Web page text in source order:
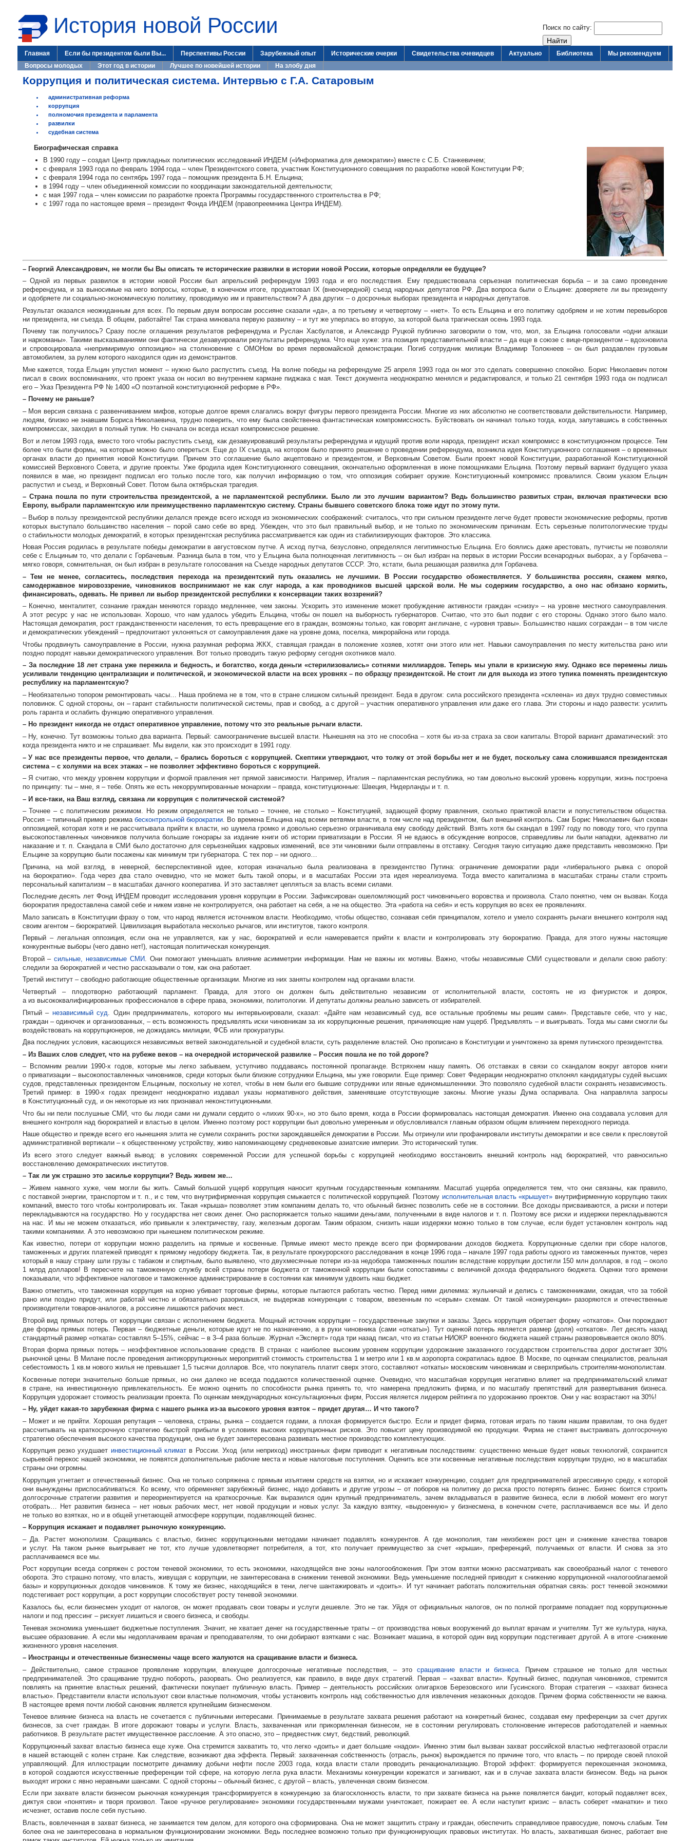
Поиск по сайту:
История новой России
Главная Если бы президентом были Вы... Перспективы России Зарубежный опыт Исторические очерки Свидетельства очевидцев Актуально Библиотека
Мы рекомендуем
Вопросы молодых
Этот год в истории Лучшее по новейшей истории На злобу дня
Коррупция и политическая система. Интервью с Г.А. Сатаровым
административная реформа
коррупция
полномочия президента и парламента
развилки
судебная система
Биографическая справка
В 1990 году – создал Центр прикладных политических исследований ИНДЕМ («Информатика для демократии») вместе с С.Б. Станкевичем;
с февраля 1993 года по февраль 1994 года – член Президентского совета, участник Конституционного совещания по разработке новой Конституции РФ;
с февраля 1994 года по сентябрь 1997 года – помощник президента Б.Н. Ельцина;
в 1994 году – член объединенной комиссии по координации законодательной деятельности;
с мая 1997 года – член комиссии по разработке проекта Программы государственного строительства в РФ;
с 1997 года по настоящее время – президент Фонда ИНДЕМ (правопреемника Центра ИНДЕМ).
– Георгий Александрович, не могли бы Вы описать те исторические развилки в истории новой России, которые определяли ее будущее?
– Одной из первых развилок в истории новой России был апрельский референдум 1993 года и его последствия. Ему предшествовала серьезная политическая борьба – и за само проведение
референдума, и за выносимые на него вопросы, которые, в конечном итоге, продиктовал IX (внеочередной) съезд народных депутатов РФ. Два вопроса были о Ельцине: доверяете ли вы президенту
и одобряете ли социально-экономическуюполитику, проводимую им и правительством? А два других – о досрочных выборах президента и народных депутатов.
Результат оказался неожиданным для всех. По первым двум вопросам россияне сказали «да», а по третьему и четвертому – «нет». То есть Ельцина и его политику одобряем и не хотим перевыборов
ни президента, ни съезда. В общем, работайте! Так страна миновала первую развилку – и тут же уперлась во вторую, за которой была трагическая осень 1993 года.
Почему так получилось? Сразу после оглашения результатов референдума и Руслан Хасбулатов, и Александр Руцкой публично заговорили о том, что, мол, за Ельцина голосовали «одни алкаши
и наркоманы». Такими высказываниями они фактически дезавуировали результаты референдума. Что еще хуже: эта позиция представительной власти – да еще в союзе с вице-президентом – вдохновила
и спровоцировала «непримиримую оппозицию» на столкновение с ОМОНом во время первомайской демонстрации. Погиб сотрудник милиции Владимир Толокнеев – он был раздавлен грузовым
автомобилем, за рулем которого находился один из демонстрантов.
Мне кажется, тогда Ельцин упустил момент – нужно было распустить съезд. На волне победы на референдуме 25 апреля 1993 года он мог это сделать совершенно спокойно. Борис Николаевич потом
писал в своих воспоминаниях, что проект указа он носил во внутреннем кармане пиджака с мая. Текст документа неоднократно менялся и редактировался, и только 21 сентября 1993 года он подписал
его – Указ Президента РФ № 1400 «О поэтапной конституционной реформе в РФ».
– Почему не раньше?
– Моя версия связана с развенчиванием мифов, которые долгое время слагались вокруг фигуры первого президента России. Многие из них абсолютно не соответствовали действительности. Например,
людям, близко не знавшим Бориса Николаевича, трудно поверить, что ему была свойственна фантастическая компромиссность. Буйствовать он начинал только тогда, когда, запутавшись в собственных
компромиссах, заходил в полный тупик. Но сначала он всегда искал компромиссное решение.
Вот и летом 1993 года, вместо того чтобы распустить съезд, как дезавуировавший результаты референдума и идущий против воли народа, президент искал компромисс в конституционном процессе. Тем
более что были формы, на которые можно было опереться. Еще до IX съезда, на котором было принято решение о проведении референдума, возникла идея Конституционного соглашения – о временных
органах власти до принятия новой Конституции. Причем это соглашение было акцептовано и президентом, и Верховным Советом. Были проект новой Конституции, разработанной Конституционной
комиссией Верховного Совета, и другие проекты. Уже бродила идея Конституционного совещания, окончательно оформленная в июне помощниками Ельцина. Поэтому первый вариант будущего указа
появился в мае, но президент подписал его только после того, как получил информацию о том, что оппозиция собирает оружие. Конституционный компромисс провалился. Своим указом Ельцин
распустил и съезд, и Верховный Совет. Потом была октябрьская трагедия.
– Страна пошла по пути строительства президентской, а не парламентской республики. Было ли это лучшим вариантом? Ведь большинство развитых стран, включая практически всю
Европу, выбрали парламентскую или преимущественно парламентскую систему. Страны бывшего советского блока тоже идут по этому пути.
– Выбор в пользу президентской республики делался прежде всего исходя из экономических соображений: считалось, что при сильном президенте легче будет провести экономические реформы, против
которых выступало большинство населения – порой само себе во вред. Убежден, что это был правильный выбор, и не только по экономическим причинам. Есть серьезные политологические труды
о стабильности молодых демократий, в которых президентская республика рассматривается как один из стабилизирующих факторов. Это классика.
Новая Россия родилась в результате победы демократии в августовском путче. А исход путча, безусловно, определялся легитимностью Ельцина. Его боялись даже арестовать, путчисты не позволяли
себе с Ельциным то, что делали с Горбачевым. Разница была в том, что у Ельцина была полноценная легитимность – он был избран на первых в истории России всенародных выборах, а у Горбачева –
мягко говоря, сомнительная, он был избран в результате голосования на Съезде народных депутатов СССР. Это, кстати, была решающая развилка для Горбачева.
– Тем не менее, согласитесь, последствия перехода на президентский путь оказались не лучшими. В России государство обожествляется. У большинства россиян, скажем мягко,
самодержавное мировоззрение, чиновников воспринимают не как слуг народа, а как проводников высшей царской воли. Не мы содержим государство, а оно нас обязано кормить,
финансировать, одевать. Не привел ли выбор президентской республики к консервации таких воззрений?
– Конечно, менталитет, сознание граждан меняются гораздо медленнее, чем законы. Ускорить это изменение может пробуждение активности граждан «снизу» – на уровне местного самоуправления.
А этот ресурс у нас не использован. Хорошо, что нам удалось убедить Ельцина, чтобы он пошел на выборность губернаторов. Считаю, что это был подвиг с его стороны. Однако этого было мало.
Настоящая демократия, рост гражданственности населения, то есть превращение его в граждан, возможны только, как говорят англичане, с «уровня травы». Большинство наших сограждан – в том числе
и демократических убеждений – предпочитают уклоняться от самоуправления даже на уровне дома, поселка, микрорайона или города.
Чтобы продвинуть самоуправление в России, нужна разумная реформа ЖКХ, ставящая граждан в положение хозяев, хотят они этого или нет. Навыки самоуправления по месту жительства рано или
поздно породят навыки демократического управления. Вот только проводить такую реформу сегодня охотников мало.
– За последние 18 лет страна уже пережила и бедность, и богатство, когда деньги «стерилизовались» сотнями миллиардов. Теперь мы упали в кризисную яму. Однако все перемены лишь
усиливали тенденцию централизации и политической, и экономической власти на всех уровнях – по образцу президентской. Не стоит ли для выхода из этого тупика поменять президентскую
республику на парламентскую?
– Необязательно топором ремонтировать часы… Наша проблема не в том, что в стране слишком сильный президент. Беда в другом: сила российского президента «склеена» из двух трудно совместимых
половинок. С одной стороны, он – гарант стабильности политической системы, прав и свобод, а с другой – участник оперативного управления или даже его глава. Эти стороны и надо развести: усилить
роль гаранта и ослабить функцию оперативного управления.
– Но президент никогда не отдаст оперативное управление, потому что это реальные рычаги власти.
– Ну, конечно. Тут возможны только два варианта. Первый: самоограничение высшей власти. Нынешняя на это не способна – хотя бы из-за страха за свои капиталы. Второй вариант драматический: это
когда президента никто и не спрашивает. Мы видели, как это происходит в 1991 году.
– У нас все президенты первое, что делали, – брались бороться с коррупцией. Скептики утверждают, что толку от этой борьбы нет и не будет, поскольку сама сложившаяся президентская
система – с холуями на всех этажах – не позволяет эффективно бороться с коррупцией.
– Я считаю, что между уровнем коррупции и формой правления нет прямой зависимости. Например, Италия – парламентская республика, но там довольно высокий уровень коррупции, жизнь построена
по принципу: ты – мне, я – тебе. Опять же есть некоррумпированные монархии – правда, конституционные: Швеция, Нидерланды и т. п.
– И все-таки, на Ваш взгляд, связана ли коррупция с политической системой?
– Точнее – с политическим режимом. Но режим определяется не только – точнее, не столько – Конституцией, задающей форму правления, сколько практикой власти и попустительством общества.
Россия – типичный пример режима бесконтрольной бюрократии. Во времена Ельцина над всеми ветвями власти, в том числе над президентом, был внешний контроль. Сам Борис Николаевич был скован
оппозицией, которая хотя и не рассчитывала прийти к власти, но шумела громко и довольно серьезно ограничивала ему свободу действий. Взять хотя бы скандал в 1997 году по поводу того, что группа
высокопоставленных чиновников получила большие гонорары за издание книги об истории приватизации в России. Я не вдаюсь в обсуждение вопросов, справедливы ли были нападки, адекватно ли
наказание и т. п. Скандала в СМИ было достаточно для серьезнейших кадровых изменений, все эти чиновники были отправлены в отставку. Сегодня такую ситуацию даже представить невозможно. При
Ельцине за коррупцию были посажены как минимум три губернатора. С тех пор – ни одного…
Причина, на мой взгляд, в неверной, бесперспективной идее, которая изначально была реализована в президентство Путина: ограничение демократии ради «либерального рывка с опорой
на бюрократию». Года через два стало очевидно, что не может быть такой опоры, и в масштабах России эта идея нереализуема. Тогда вместо капитализма в масштабах страны стали строить
персональный капитализм – в масштабах дачного кооператива. И это заставляет цепляться за власть всеми силами.
Последние десять лет Фонд ИНДЕМ проводит исследования уровня коррупции в России. Зафиксирован ошеломляющий рост чиновничьего воровства и произвола. Стало понятно, чем он вызван. Когда
бюрократия предоставлена самой себе и никем извне не контролируется, она работает на себя, а не на общество. Эта «работа на себя» и есть коррупция во всех ее проявлениях.
Мало записать в Конституции фразу о том, что народ является источником власти. Необходимо, чтобы общество, сознавая себя принципалом, хотело и умело сохранять рычаги внешнего контроля над
своим агентом – бюрократией. Цивилизация выработала несколько рычагов, или институтов, такого контроля.
Первый – легальная оппозиция, если она не управляется, как у нас, бюрократией и если намеревается прийти к власти и контролировать эту бюрократию. Правда, для этого нужны настоящие
конкурентные выборы (чего давно нет!), настоящая политическая конкуренция.
Второй –сильные, независимые СМИ . Они помогают уменьшать влияние асимметрии информации. Нам не важны их мотивы. Важно, чтобы независимые СМИ существовали и делали свою работу:
следили за бюрократией и честно рассказывали о том, как она работает.
Третий институт – свободно работающие общественные организации. Многие из них заняты контролем над органами власти.
Четвертый – плодотворно работающий парламент. Правда, для этого он должен быть действительно независим от исполнительной власти, состоять не из фигуристок и доярок,
а из высококвалифицированных профессионалов в сфере права, экономики, политологии. И депутаты должны реально зависеть от избирателей.
Пятый – независимый суд . Один предприниматель, которого мы интервьюировали, сказал: «Дайте нам независимый суд, все остальные проблемы мы решим сами». Представьте себе, что у нас,
граждан – одиночек и организованных, – есть возможность предъявлять иски чиновникам за их коррупционные решения, причиняющие нам ущерб. Предъявлять – и выигрывать. Тогда мы сами смогли бы
воздействовать на коррупционеров, не дожидаясь милиции, ФСБ или прокуратуры.
Два последних условия, касающихся независимых ветвей законодательной и судебной власти, суть разделение властей. Оно прописано в Конституции и уничтожено за время путинского президентства.
– Из Ваших слов следует, что на рубеже веков – на очередной исторической развилке – Россия пошла не по той дороге?
– Вспомним реалии 1990-х годов, которые мы легко забываем, уступчиво поддаваясь постоянной пропаганде. Встряхнем нашу память. Об отставках в связи со скандалом вокруг авторов книги
о приватизации – высокопоставленных чиновников, среди которых были близкие сотрудники Ельцина, мы уже говорили. Еще пример: Совет Федерации неоднократно отклонял кандидатуры судей высших
судов, представленных президентом Ельциным, поскольку не хотел, чтобы в нем были его бывшие сотрудники или явные единомышленники. Это позволяло судебной власти сохранять независимость.
Третий пример: в 1990-х годах президент неоднократно издавал указы нормативного действия, заменявшие отсутствующие законы. Многие указы Дума оспаривала. Она направляла запросы
в Конституционный суд, и он некоторые из них признавал неконституционными.
Что бы ни пели послушные СМИ, что бы люди сами ни думали сердито о «лихих 90-х», но это было время, когда в России формировалась настоящая демократия. Именно она создавала условия для
внешнего контроля над бюрократией и властью в целом. Именно поэтому рост коррупции был довольно умеренным и обусловливался главным образом общим влиянием переходного периода.
Наше общество и прежде всего его нынешняя элита не сумели сохранить ростки зарождавшейся демократии в России. Мы отринули или профанировали институты демократии и все свели к пресловутой
административной вертикали – к общественному устройству, живо напоминающему средневековые азиатские империи. Это исторический тупик.
Из всего этого следует важный вывод: в условиях современной России для успешной борьбы с коррупцией необходимо восстановить внешний контроль над бюрократией, что равносильно
восстановлению демократических институтов.
– Так ли уж страшно это засилье коррупции? Ведь живем же…
– Живем намного хуже, чем могли бы жить. Самый большой ущерб коррупция наносит крупным государственным компаниям. Масштаб ущерба определяется тем, что они связаны, как правило,
с поставкой энергии, транспортом и т. п. , и с тем, что внутрифирменная коррупция смыкается с политической коррупцией. Поэтому исполнительная власть «крышует» внутрифирменную коррупцию таких
компаний, вместо того чтобы контролировать их. Такая «крыша» позволяет этим компаниям делать то, что обычный бизнес позволить себе не в состоянии. Все доходы присваиваются, а риски и потери
перекладываются на государство. Но у государства нет своих денег. Оно распоряжается только нашими деньгами, полученными в виде налогов и т. п.
Поэтому все риски и издержки перекладываются
на нас. И мы не можем отказаться, ибо привыкли к электричеству, газу, железным дорогам. Таким образом, снизить наши издержки можно только в том случае, если будет установлен контроль над
такими компаниями. А это невозможно при нынешнем политическом режиме.
Как известно, потери от коррупции можно разделить на прямые и косвенные. Прямые имеют место прежде всего при формировании доходов бюджета. Коррупционные сделки при сборе налогов,
таможенных и других платежей приводят к прямому недобору бюджета. Так, в результате прокурорского расследования в конце 1996 года – начале 1997 года работы одного из таможенных пунктов, через
который в нашу страну шли грузы с табаком и спиртным, было выявлено, что двухмесячные потери из-занедобора таможенных пошлин вследствие коррупции достигли 150 млн долларов, в год – около
1 млрд долларов! В пересчете на таможенную службу всей страны потери бюджета от таможенной коррупции были сопоставимы с величиной дохода федерального бюджета. Оценки того времени
показывали, что эффективное налоговое и таможенное администрирование в состоянии как минимум удвоить наш бюджет.
Важно отметить, что таможенная коррупция на корню убивает торговые фирмы, которые пытаются работать честно. Перед ними дилемма: жульничай и делись с таможенниками, ожидая, что за тобой
рано или поздно придут, или работай честно и обязательно разоришься, не выдержав конкуренции с товаром, ввезенным по «серым» схемам. От такой «конкуренции» разоряются и отечественные
производители товаров-аналогов, а россияне лишаются рабочих мест.
Второй вид прямых потерь от коррупции связан с исполнением бюджета. Мощный источник коррупции – государственные закупки и заказы. Здесь коррупция обретает форму «откатов». Они порождают
две формы прямых потерь. Первая – бюджетные деньги, которые идут не по назначению, а в руки чиновника (сами «откаты»). Тут оценкой потерь является размер (доля) «откатов». Лет десять назад
стандартный размер «отката» составлял 5–15%, сейчас – в 3–4 раза больше. Журнал «Эксперт» года три назад писал, что из статьи НИОКР военного бюджета нашей страны разворовывается около 80%.
Вторая форма прямых потерь – неэффективное использование средств. В странах с наиболее высоким уровнем коррупции удорожание заказанного государством строительства дорог достигает 30%
рыночной цены. В Милане после проведения антикоррупционных мероприятий стоимость строительства 1 м метро или 1 кв.м аэропорта сократилась вдвое. В Москве, по оценкам специалистов, реальная
себестоимость 1 кв.м нового жилья не превышает 1,5 тысячи долларов. Все, что покупатель платит сверх этого, составляют «откаты» московским чиновникам и сверхприбыль строителям-монополистам.
Косвенные потери значительно больше прямых, но они далеко не всегда поддаются количественной оценке. Очевидно, что масштабная коррупция негативно влияет на предпринимательский климат
в стране, на инвестиционную привлекательность. Ее можно оценить по способности рынка принять то, что намерена предложить фирма, и по масштабу препятствий для развертывания бизнеса.
Коррупция удорожает стоимость реализации проекта. По оценкам международных консультационных фирм, Россия является лидером рейтинга по удорожанию проектов. Они у нас возрастают на 30%!
– Ну, уйдет какая-тозарубежная фирма с нашего рынка из-завысокого уровня взяток – придет другая… И что такого?
– Может и не прийти. Хорошая репутация – человека, страны, рынка – создается годами, а плохая формируется быстро. Если и придет фирма, готовая играть по таким нашим правилам, то она будет
рассчитывать на краткосрочную стратегию быстрой прибыли в условиях высоких коррупционных рисков. Это повысит цену производимой ею продукции. Фирма не станет выстраивать долгосрочную
стратегию обеспечения высокого качества продукции, она не будет заинтересована развивать местное производство комплектующих.
Коррупция резко ухудшает инвестиционный климат в России. Уход (или неприход) иностранных фирм приводит к негативным последствиям: существенно меньше будет новых технологий, сохранится
сырьевой перекос нашей экономики, не появятся дополнительные рабочие места и новые налоговые поступления. Оценить все эти косвенные негативные последствия коррупции трудно, но в масштабах
страны они огромны.
Коррупция угнетает и отечественный бизнес. Она не только сопряжена с прямым изъятием средств на взятки, но и искажает конкуренцию, создает для предпринимателей агрессивную среду, к которой
они вынуждены приспосабливаться. Ко всему, что обременяет зарубежный бизнес, надо добавить и другие угрозы – от поборов на политику до риска просто потерять бизнес. Бизнес боится строить
долгосрочные стратегии развития и переориентируется на краткосрочные. Как выразился один крупный предприниматель, зачем вкладываться в развитие бизнеса, если в любой момент его могут
отобрать… Нет развития бизнеса – нет новых рабочих мест, нет новой продукции и новых услуг. За каждую взятку, «выдоенную» у бизнесмена, в конечном счете, расплачиваемся все мы. И дело
не только во взятках, но и в общей угнетающей атмосфере коррупции, подавляющей бизнес.
– Коррупция искажает и подавляет рыночную конкуренцию.
– Да. Растет монополизм. Сращиваясь с властью, бизнес коррупционными методами начинает подавлять конкурентов. А где монополия, там неизбежен рост цен и снижение качества товаров
и услуг. На таком рынке выигрывает не тот, кто лучше удовлетворяет потребителя, а тот, кто получает преимущество за счет «крыши», преференций, получаемых от власти. И снова за это
расплачиваемся все мы.
Рост коррупции всегда сопряжен с ростом теневой экономики, то есть экономики, находящейся вне зоны налогообложения. При этом взятки можно рассматривать как своеобразный налог с теневого
оборота. Это страшно потому, что власть, живущая с коррупции, не заинтересована в снижении теневой экономики. Ведь уменьшение последней приводит к снижению коррупционной «налогооблагаемой
базы» и коррупционных доходов чиновников. К тому же бизнес, находящийся в тени, легче шантажировать и «доить». И тут начинает работать положительная обратная связь: рост теневой экономики
подстегивает рост коррупции, а рост коррупции способствует росту теневой экономики.
Казалось бы, если бизнесмен уходит от налогов, он может продавать свои товары и услуги дешевле. Это не так. Уйдя от официальных налогов, он по полной программе попадает под коррупционные
налоги и под прессинг – рискует лишиться и своего бизнеса, и свободы.
Теневая экономика уменьшает бюджетные поступления. Значит, не хватает денег на государственные траты – от производства новых вооружений до выплат врачам и учителям. Тут же культура, наука,
высшее образование. А если мы недоплачиваем врачам и преподавателям, то они добирают взятками с нас. Возникает машина, в которой один вид коррупции подстегивает другой. А в итоге -снижение
жизненного уровня населения.
– Иностранцы и отечественные бизнесмены чаще всего жалуются на сращивание власти и бизнеса.
– Действительно, самое страшное проявление коррупции, влекущее долгосрочные негативные последствия, – это сращивание власти и бизнеса. Причем страшное не только для честных
предпринимателей. Это сращивание трудно побороть, разорвать. Оно реализуется, как правило, в виде двух стратегий. Первая – «захват власти». Крупный бизнес, подкупая чиновников, стремится
повлиять на принятие властных решений, фактически покупает публичную власть. Пример – деятельность российских олигархов Березовского или Гусинского. Вторая стратегия – «захват бизнеса
властью». Представители власти используют свои властные полномочия, чтобы установить контроль над собственностью для извлечения незаконных доходов. Причем форма собственности не важна.
В настоящее время почти любой сановник является крупнейшим бизнесменом.
Теневое влияние бизнеса на власть не сочетается с публичными интересами. Принимаемые в результате захвата решения работают на конкретный бизнес, создавая ему преференции за счет других
бизнесов, за счет граждан. В итоге дорожают товары и услуги. Власть, захваченная или прикормленная бизнесом, не в состоянии регулировать столкновение интересов работодателей и наемных
работников. В результате растет имущественное расслоение. А это опасно, это – предвестник смут, бедствий, революций.
Коррупционный захват властью бизнеса еще хуже. Она стремится захватить то, что легко «доить» и дает большие «надои». Именно этим был вызван захват российской властью нефтегазовой отрасли
в нашей встающей с колен стране. Как следствие, возникают два эффекта. Первый: захваченная собственность (отрасль, рынок) вырождается по причине того, что власть – по природе своей плохой
управляющий. Для иллюстрации посмотрите динамику добычи нефти после 2003 года, когда власти стали проводить ренационализацию. Второй эффект: формируется перекошенная экономика,
в которой создаются искусственные преференции той сфере, на которую легла рука власти. Механизмы конкуренции корежатся и загнивают, как и в случае захвата власти бизнесом. Ведь на рынок
выходят игроки с явно неравными шансами. С одной стороны – обычный бизнес, с другой – власть, увлеченная своим бизнесом.
Если при захвате власти бизнесом рыночная конкуренция трансформируется в конкуренцию за благосклонность власти, то при захвате бизнеса на рынке появляется бандит, который подавляет всех,
диктуя свои «понятия» и творя произвол. Такое «ручное регулирование» экономики государственными мужами уничтожает, пожирает ее. А если наступит кризис – власть соберет «манатки» и тихо
исчезнет, оставив после себя пустыню.
Власть, вовлеченная в захват бизнеса, не занимается тем делом, для которого она сформирована. Она не может защитить страну и граждан, обеспечить справедливое правосудие, помочь слабым. Тем
более она не заинтересована в нормальном функционировании экономики. Ведь последнее возможно только при функционирующих правовых институтах. Но власть, захватившая бизнес, работает вне